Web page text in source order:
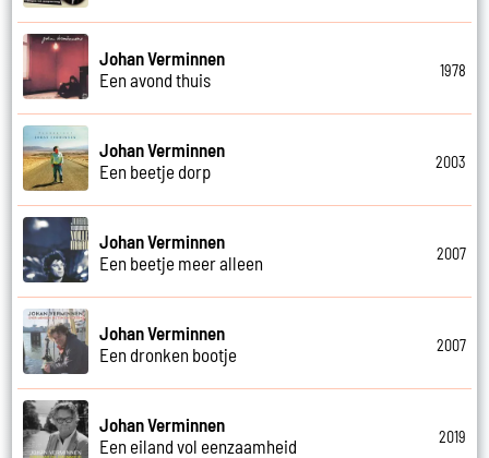
Johan Verminnen
Een avond thuis
1978
Johan Verminnen
Een beetje dorp
2003
Johan Verminnen
Een beetje meer alleen
2007
Johan Verminnen
Een dronken bootje
2007
Johan Verminnen
Een eiland vol eenzaamheid
2019